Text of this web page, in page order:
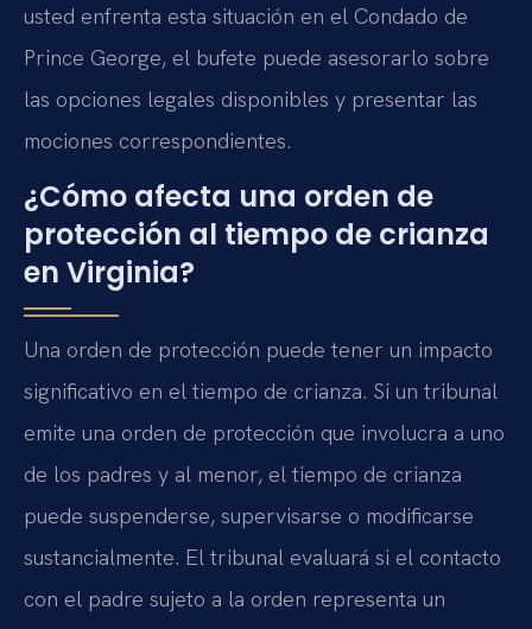
usted enfrenta esta situación en el Condado de
Prince George, el bufete puede asesorarlo sobre
las opciones legales disponibles y presentar las
mociones correspondientes.
¿Cómo afecta una orden de
protección al tiempo de crianza
en Virginia?
Una orden de protección puede tener un impacto
significativo en el tiempo de crianza. Si un tribunal
emite una orden de protección que involucra a uno
de los padres y al menor, el tiempo de crianza
puede suspenderse, supervisarse o modificarse
sustancialmente. El tribunal evaluará si el contacto
con el padre sujeto a la orden representa un